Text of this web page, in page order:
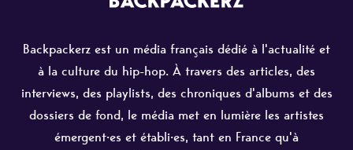
Backpackerz est un média français dédié à l'actualité et
à la culture du hip-hop. À travers des articles, des
interviews, des playlists, des chroniques d'albums et des
dossiers de fond, le média met en lumière les artistes
émergent·es et établi·es, tant en France qu'à